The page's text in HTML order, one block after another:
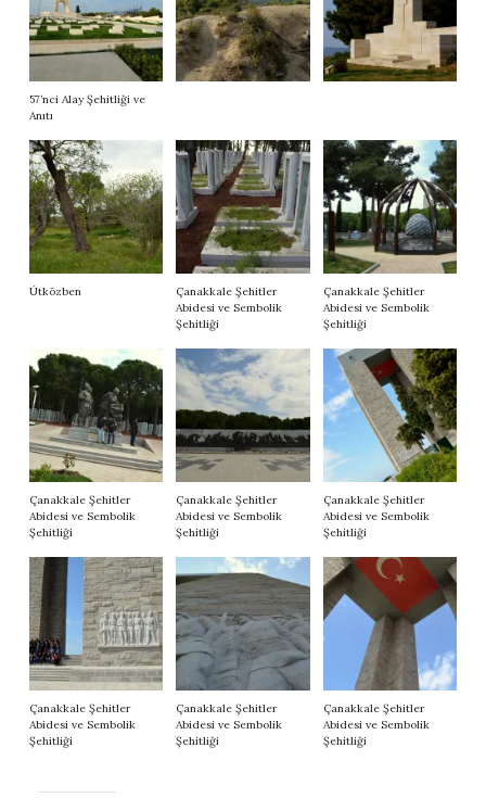
57’nci Alay Şehitliği ve
Anıtı
Útközben
Çanakkale Şehitler
Abidesi ve Sembolik
Şehitliği
Çanakkale Şehitler
Abidesi ve Sembolik
Şehitliği
Çanakkale Şehitler
Abidesi ve Sembolik
Şehitliği
Çanakkale Şehitler
Abidesi ve Sembolik
Şehitliği
Çanakkale Şehitler
Abidesi ve Sembolik
Şehitliği
Çanakkale Şehitler
Abidesi ve Sembolik
Şehitliği
Çanakkale Şehitler
Abidesi ve Sembolik
Şehitliği
Çanakkale Şehitler
Abidesi ve Sembolik
Şehitliği